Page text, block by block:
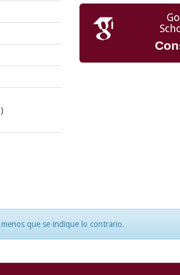
que se indique lo contrario.